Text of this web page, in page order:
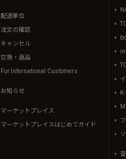
配送単位
注文の確認
キャンセル
交換・返品
For International Customers
お知らせ
マーケットプレイス
マーケットプレイスはじめてガイド